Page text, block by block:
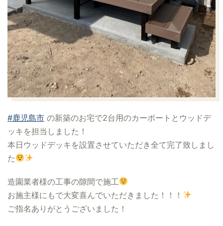
#鹿児島市 の新築のお宅で2台用のカーポートとウッドデ
ッキを担当しました！
本日ウッドデッキを設置させていただき全て完了致しまし
た
造園業者様の工事の隙間で施工
お施主様にもで大変喜んでいただきました！！！
ご指名ありがとうございました！